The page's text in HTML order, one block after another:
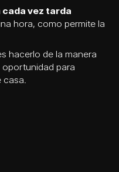
cada vez tarda
hora, como permite la
hacerlo de la manera
para
casa.